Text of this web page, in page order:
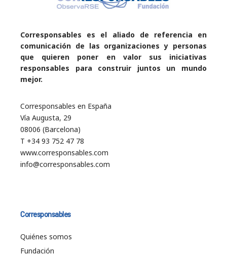
Corresponsables es el aliado de referencia en
comunicación de las organizaciones y personas
que quieren poner en valor sus iniciativas
responsables para construir juntos un mundo
mejor.
Corresponsables en España
Vía Augusta, 29
08006 (Barcelona)
T +34 93 752 47 78
www.corresponsables.com
info@corresponsables.com
Corresponsables
Quiénes somos
Fundación